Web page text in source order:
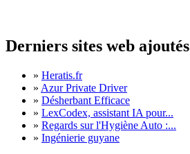
Derniers sites web ajoutés
» Heratis.fr
» Azur Private Driver
» Désherbant Efficace
» LexCodex, assistant IA pour...
» Regards sur l'Hygiène Auto :...
» Ingénierie guyane